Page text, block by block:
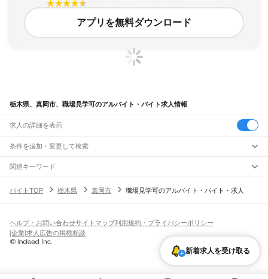
アプリを無料ダウンロード
栃木県、真岡市、職場見学可のアルバイト・バイト求人情報
求人の詳細を表示
条件を追加・変更して検索
市区町村を追加・変更
栃木県すべて
那須郡
駅を追加・変更
黒磯駅 高久駅黒田原駅 豊原駅
宇都宮線
野木駅 間々田駅 石橋駅 雀宮駅 宇都宮駅 岡本駅
那須塩原駅黒磯駅
飲食・フードサービス
飲食・フードサービス
ホールスタッフ
皿洗い・洗い場精肉・鮮魚加工
バー（BAR）・バーテンダー
飲食店（店長・マネージャー）
特徴を追加・変更
人気
髪型・髪色自由ひげOKネイルOK
留学生・外国人活躍中
関連キーワード
栃木県 真岡市 自由出勤 栃木県 真岡市 日勤
バイトTOP 栃木県 真岡市 職場見学可のアルバイト・バイト・求人
新着求人を受け取る
ヘルプ・お問い合わせサイトマップ利用規約・プライバシーポリシー
[企業]求人広告の掲載相談